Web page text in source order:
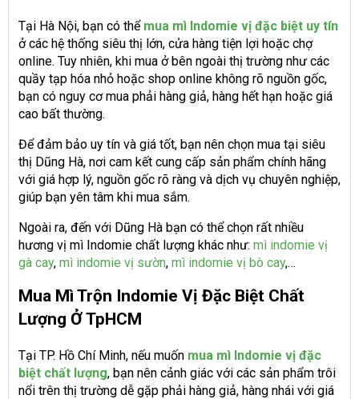
Tại Hà Nội, bạn có thể mua mì Indomie vị đặc biệt uy tín
ở các hệ thống siêu thị lớn, cửa hàng tiện lợi hoặc chợ
online. Tuy nhiên, khi mua ở bên ngoài thị trường như các
quầy tạp hóa nhỏ hoặc shop online không rõ nguồn gốc,
bạn có nguy cơ mua phải hàng giả, hàng hết hạn hoặc giá
cao bất thường.
Để đảm bảo uy tín và giá tốt, bạn nên chọn mua tại siêu
thị Dũng Hà, nơi cam kết cung cấp sản phẩm chính hãng
với giá hợp lý, nguồn gốc rõ ràng và dịch vụ chuyên nghiệp,
giúp bạn yên tâm khi mua sắm.
Ngoài ra, đến với Dũng Hà bạn có thể chọn rất nhiều
hương vị mì Indomie chất lượng khác như: mì indomie vị
gà cay, mì indomie vị sườn, mì indomie vị bò cay,…
Mua Mì Trộn Indomie Vị Đặc Biệt Chất
Lượng Ở TpHCM
Tại TP. Hồ Chí Minh, nếu muốn mua mì Indomie vị đặc
biệt chất lượng, bạn nên cảnh giác với các sản phẩm trôi
nổi trên thị trường dễ gặp phải hàng giả, hàng nhái với giá